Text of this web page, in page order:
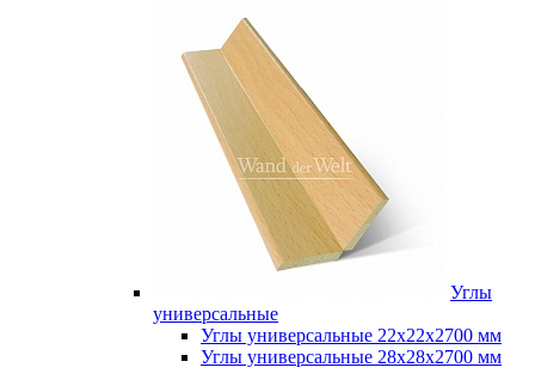
Углы
универсальные
Углы универсальные 22х22х2700 мм
Углы универсальные 28х28х2700 мм